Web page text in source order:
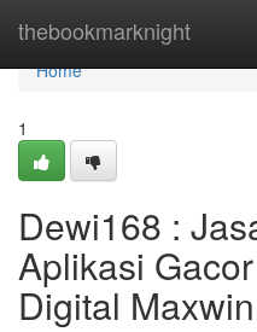
thebookmarknight
Home
Home
1
Dewi168 :
Aplikasi
Digital Maxwin